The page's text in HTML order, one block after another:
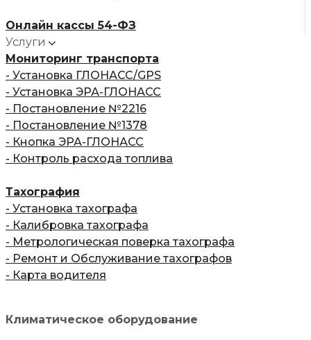
Онлайн кассы 54-ФЗ
Услуги
Мониторинг транспорта
- Установка ГЛОНАСС/GPS
- Установка ЭРА-ГЛОНАСС
- Постановление №2216
- Постановление №1378
- Кнопка ЭРА-ГЛОНАСС
- Контроль расхода топлива
Тахография
- Установка тахографа
- Калибровка тахографа
- Метрологическая поверка тахографа
- Ремонт и Обслуживание тахографов
- Карта водителя
Климатическое оборудование